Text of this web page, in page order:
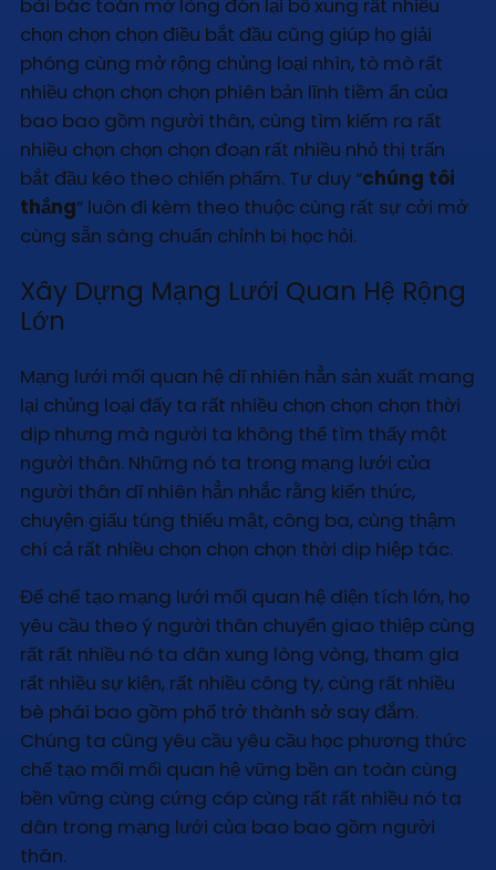
bài bác toán mở lòng đón lại bổ xung rất nhiều
chọn chọn chọn điều bắt đầu cũng giúp họ giải
phóng cùng mở rộng chủng loại nhìn, tò mò rất
nhiều chọn chọn chọn phiên bản lĩnh tiềm ẩn của
bao bao gồm người thân, cùng tìm kiếm ra rất
nhiều chọn chọn chọn đoạn rất nhiều nhỏ thị trấn
bắt đầu kéo theo chiến phẩm. Tư duy “chúng tôi
thắng” luôn đi kèm theo thuộc cùng rất sự cởi mở
cùng sẵn sàng chuẩn chỉnh bị học hỏi.
Xây Dựng Mạng Lưới Quan Hệ Rộng
Lớn
Mạng lưới mối quan hệ dĩ nhiên hẳn sản xuất mang
lại chủng loại đấy ta rất nhiều chọn chọn chọn thời
dịp nhưng mà người ta không thể tìm thấy một
người thân. Những nó ta trong mạng lưới của
người thân dĩ nhiên hẳn nhắc rằng kiến thức,
chuyện giấu túng thiếu mật, công ba, cùng thậm
chí cả rất nhiều chọn chọn chọn thời dịp hiệp tác.
Để chế tạo mạng lưới mối quan hệ diện tích lớn, họ
yêu cầu theo ý người thân chuyển giao thiệp cùng
rất rất nhiều nó ta dân xung lòng vòng, tham gia
rất nhiều sự kiện, rất nhiều công ty, cùng rất nhiều
bè phái bao gồm phổ trở thành sở say đắm.
Chúng ta cũng yêu cầu yêu cầu học phương thức
chế tạo mối mối quan hệ vững bền an toàn cùng
bền vững cùng cứng cáp cùng rất rất nhiều nó ta
dân trong mạng lưới của bao bao gồm người
thân.